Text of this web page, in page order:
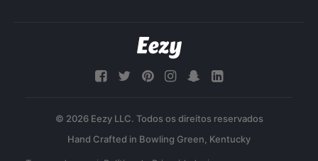
© 2026 Eezy LLC. Todos os direitos reservados